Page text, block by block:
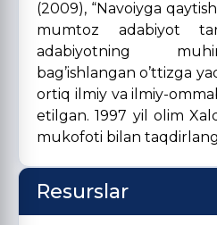
(2009), “Navoiyga
mumtoz adabiyot
adabiyotning
bag’ishlangan o’ttizga
ortiq ilmiy va ilmiy-
etilgan. 1997 yil olim
mukofoti bilan
Resurslar